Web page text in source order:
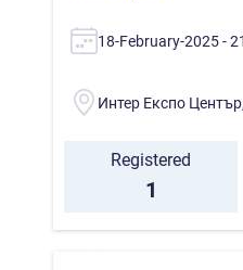
18-February-2025 -
Интер Експо
Registered
1